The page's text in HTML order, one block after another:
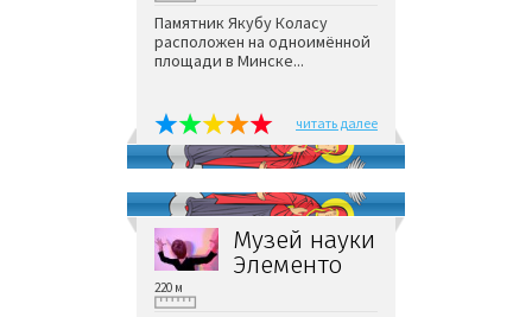
Памятник Якубу Коласу
расположен на одноимённой
площади в Минске...
читать далее
Музей науки
Элементо
220 м